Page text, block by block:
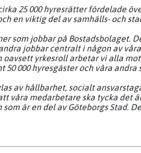
25 000 hyresrätter fördelade
en viktig del av samhälls- och
som jobbar på Bostadsbolaget.
jobbar centralt i någon av
oavsett yrkesroll arbetar vi alla
50 000 hyresgäster och våra andra
av hållbarhet, socialt
våra medarbetare ska tycka det
är en del av Göteborgs Stad.